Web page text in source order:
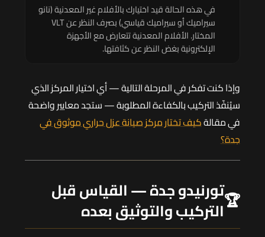
في هذه الحالة قيد اختيارك بالأفلام غير المعدنية (نانو
سيراميك أو سيراميك قياسي) بصرف النظر عن VLT
المختار. الأفلام المعدنية تتعارض مع الأجهزة
الإلكترونية بغض النظر عن كثافتها.
وإذا كنت تفكر في المرحلة التالية — أي اختيار المركز الذي
سيُنفّذ التركيب بالكفاءة المطلوبة — ستجد معايير واضحة
في مقالةكيف تختار مركز صيانة عزل حراري موثوق في
جدة؟
🏆تورنيدو جدة — القياس قبل
التركيب والتوثيق بعده